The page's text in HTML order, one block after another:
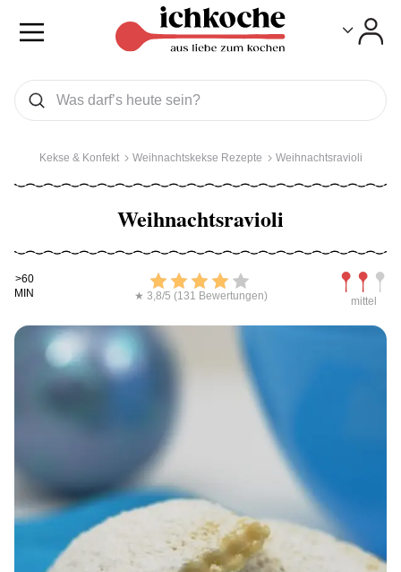
Was wollen Sie suchen
Suchen
Kekse & Konfekt Weihnachtskekse Rezepte Weihnachtsravioli
Weihnachtsravioli
Kochdauer
>60
MIN
Bewerten
★ 3,8/5 (131 Bewertungen) mittel